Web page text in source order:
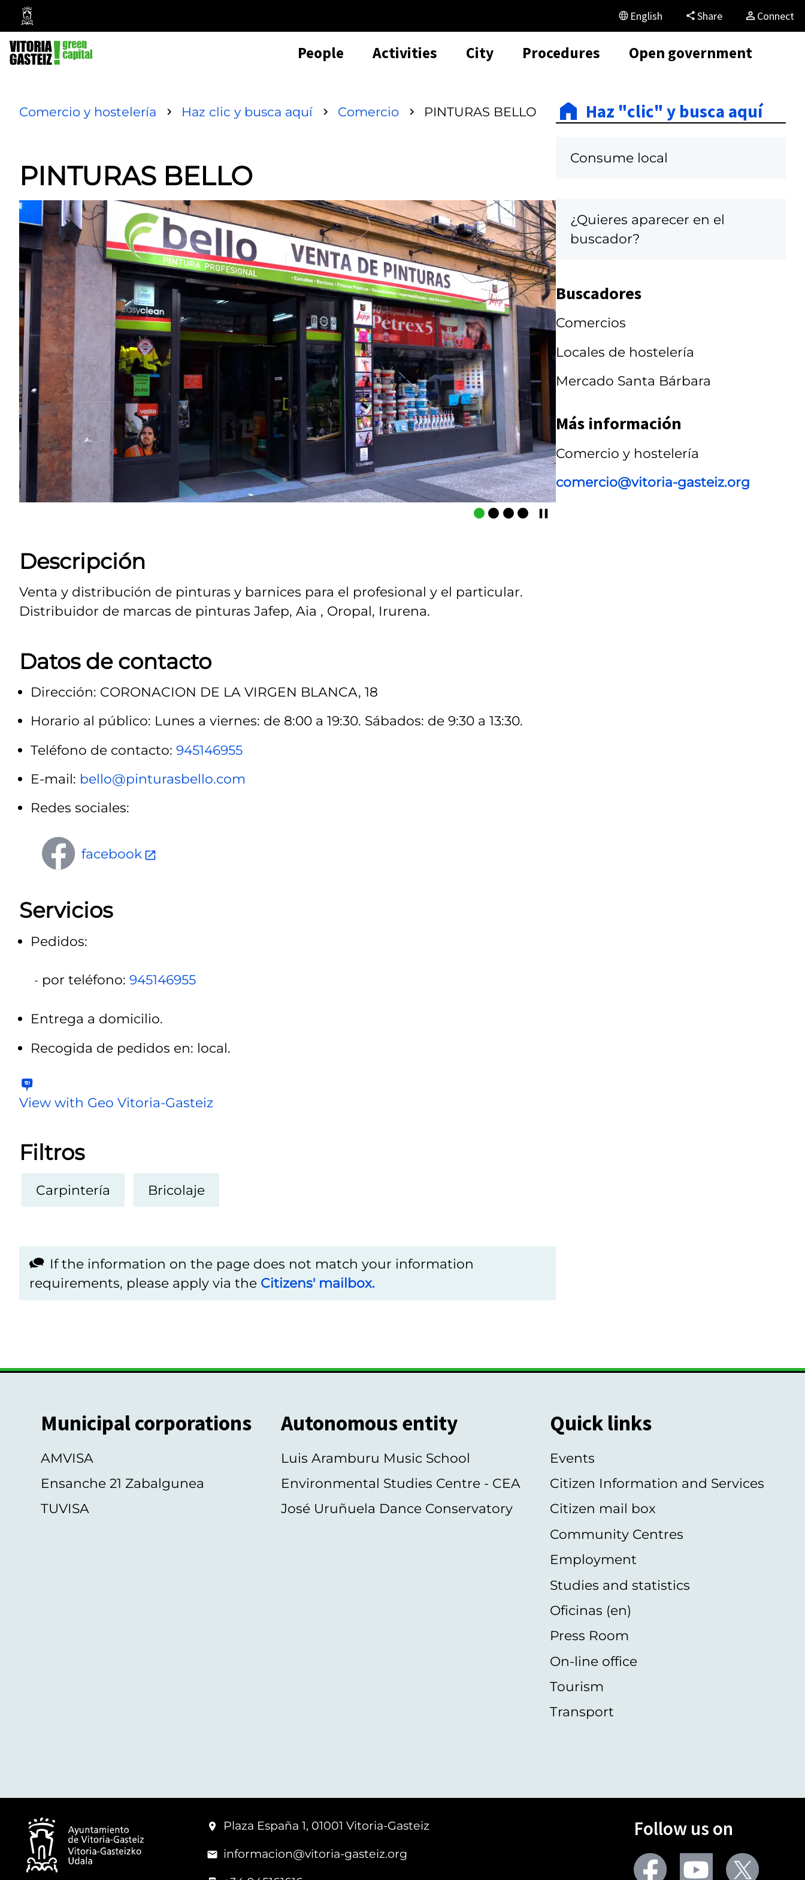
Vitoria-
Gasteiz
City
Council
English Share Connect
People Activities City Procedures Open government
Comercio y hostelería Haz clic y busca aquí Comercio PINTURAS BELLO
PINTURAS BELLO
C
a
r
r
u
s
e
Descripción
Venta y distribución de pinturas y barnices para el profesional y el particular.
Distribuidor de marcas de pinturas Jafep, Aia , Oropal, Irurena.
Datos de contacto
Dirección: CORONACION DE LA VIRGEN BLANCA, 18
Horario al público: Lunes a viernes: de 8:00 a 19:30. Sábados: de 9:30 a 13:30.
Teléfono de contacto: 945146955
E-mail: bello@pinturasbello.com
Redes sociales:
facebook
Servicios
Pedidos:
por teléfono: 945146955
Entrega a domicilio.
Recogida de pedidos en: local.
View with Geo Vitoria-Gasteiz
Filtros
Carpintería Bricolaje
If the information on the page does not match your information
requirements, please apply via the Citizens' mailbox.
Haz "clic" y busca aquí
Consume local
¿Quieres aparecer en el
buscador?
Buscadores
Comercios
Locales de hostelería
Mercado Santa Bárbara
Más información
Comercio y hostelería
comercio@vitoria-gasteiz.org
Municipal corporations
AMVISA
Ensanche 21 Zabalgunea
TUVISA
Autonomous entity
Luis Aramburu Music School
Environmental Studies Centre - CEA
José Uruñuela Dance Conservatory
Quick links
Events
Citizen Information and Services
Citizen mail box
Community Centres
Employment
Studies and statistics
Oficinas (en)
Press Room
On-line office
Tourism
Transport
Plaza España 1, 01001 Vitoria-Gasteiz
informacion@vitoria-gasteiz.org
Follow us on
Facebook Youtube